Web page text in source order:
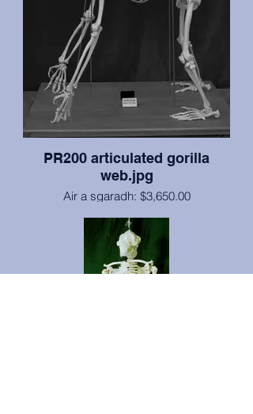
Arizona ann an Tempe, chaidh “Chuck” gu
coccidiomycosis, ach chan eil ach an atlas
agus aon condyle taobh a-muigh a’
nochdadh a ’ghalair (ged a chaidh cuid de
chnàmhan eile ath-thogail gu ìre). Bidh
luingearachd ag atharrachadh a rèir
ceann-uidhe.
PR200 articulated gorilla
web.jpg
Air a sgaradh: $3,650.00
Tha an gorilla mòr fireann seo faisg air 4
troighean a dh’ àirde nuair a tha e air a
chuir an cèill ann an suidheachadh